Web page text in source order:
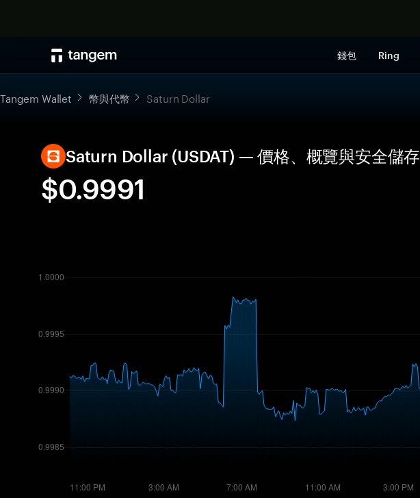
錢包 Ring
Tangem Wallet 幣與代幣 Saturn Dollar
Saturn Dollar (USDAT) — 價格、概覽與安全儲存
$0.9991